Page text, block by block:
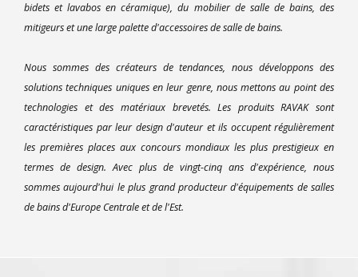
bidets et lavabos en céramique), du mobilier de salle de bains, des
mitigeurs et une large palette d'accessoires de salle de bains.
Nous sommes des créateurs de tendances, nous développons des
solutions techniques uniques en leur genre, nous mettons au point des
technologies et des matériaux brevetés. Les produits RAVAK sont
caractéristiques par leur design d'auteur et ils occupent régulièrement
les premières places aux concours mondiaux les plus prestigieux en
termes de design. Avec plus de vingt-cinq ans d'expérience, nous
sommes aujourd'hui le plus grand producteur d'équipements de salles
de bains d'Europe Centrale et de l'Est.